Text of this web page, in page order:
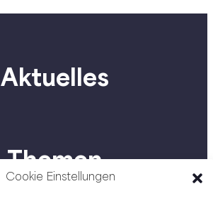
Cookie Einstellungen
Aktuelles
Themen